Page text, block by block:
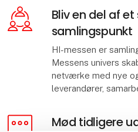
Bliv en del af
samlingspunkt
HI-messen er
Messens univers
netværke med nye
leverandører,
Mød tidligere